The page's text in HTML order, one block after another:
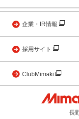
企業・IR情報
採用サイト
ClubMimaki
長